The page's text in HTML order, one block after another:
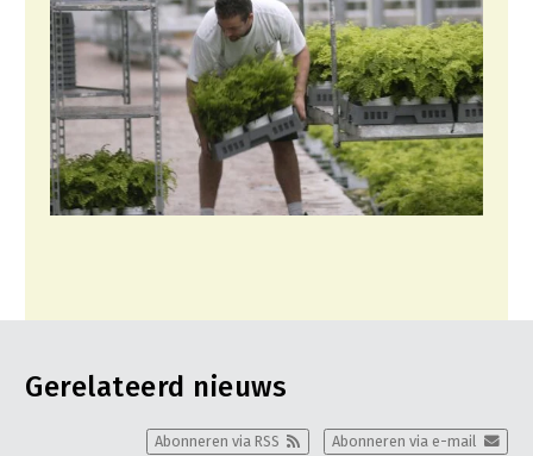
Gerelateerd nieuws
Abonneren via e-mail
Abonneren via RSS